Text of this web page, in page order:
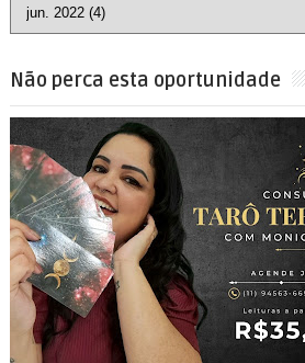
Não perca esta oportunidade